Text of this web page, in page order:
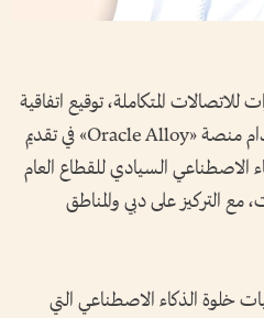
للاتصالات المتكاملة، توقيع اتفاقية
تعاون مع شركة «أوراكل» لاستخدام منصة «Oracle Alloy» في تقديم
الاصطناعي السيادي للقطاع العام
مع التركيز على دبي والمناطق
خلوة الذكاء الاصطناعي التي